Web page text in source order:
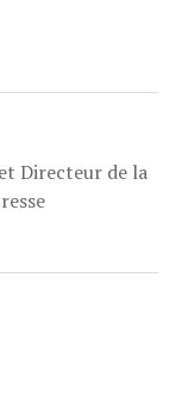
Directeur de la